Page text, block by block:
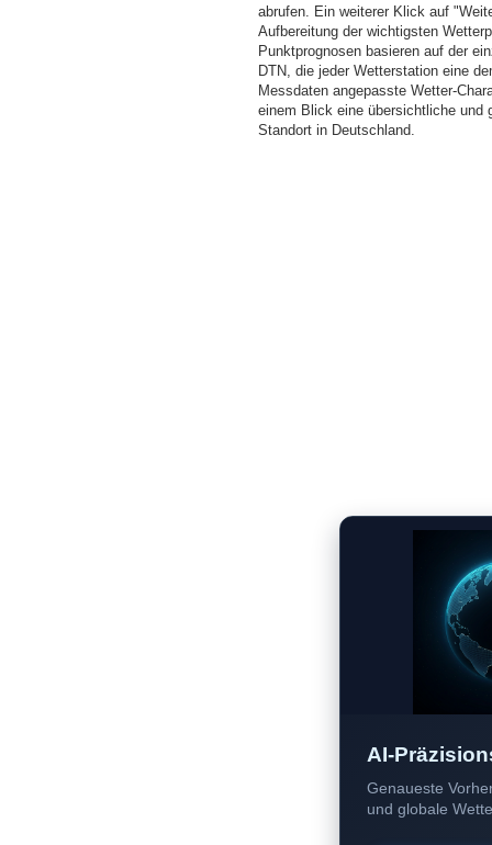
abrufen. Ein weiterer Klick auf
Aufbereitung der wichtigsten
Punktprognosen basieren auf der
DTN, die jeder Wetterstation eine
Messdaten angepasste Wetter-
einem Blick eine übersichtliche und
Standort in Deutschland.
AI-
Genaueste
und globale